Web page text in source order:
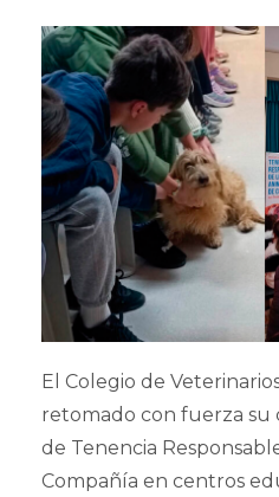
El Colegio de
retomado con fuerza su
de Tenencia
Compañía en centros